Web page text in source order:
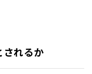
されるか